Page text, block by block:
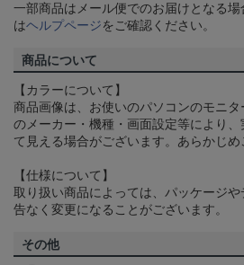
一部商品はメール便でのお届けとなる場
はヘルプページをご確認ください。
商品について
【カラーについて】
商品画像は、お使いのパソコンのモニ
のメーカー・機種・画面設定等により
て見える場合がございます。あらかじめ
【仕様について】
取り扱い商品によっては、パッケージ
告なく変更になることがございます。
その他